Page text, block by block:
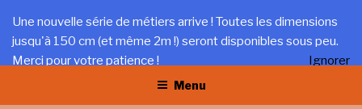
contenu
principal
LA TRÉFILERIE
Gîte et artisanat au coeur du Jura
Menu
Une nouvelle série de métiers arrive ! Toutes les dimensions
jusqu'à 150 cm (et même 2m !) seront disponibles sous peu.
Merci pour votre patience !
Ignorer